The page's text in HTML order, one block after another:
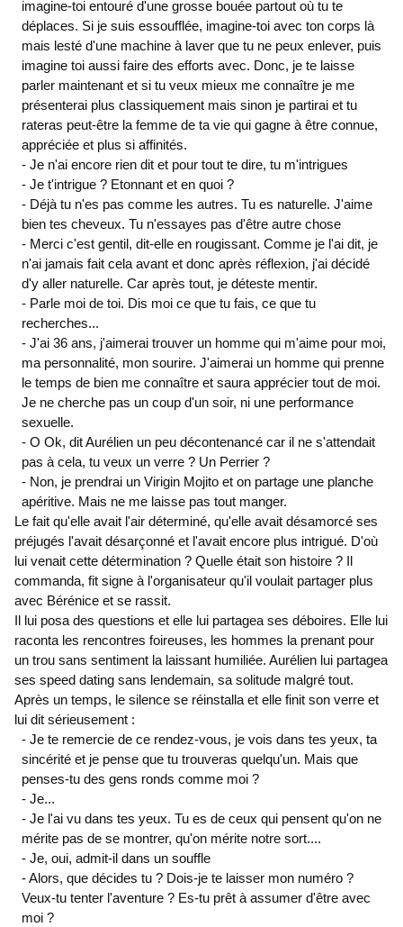
imagine-toi entouré d'une grosse bouée partout où tu te
déplaces. Si je suis essoufflée, imagine-toi avec ton corps là
mais lesté d'une machine à laver que tu ne peux enlever, puis
imagine toi aussi faire des efforts avec. Donc, je te laisse
parler maintenant et si tu veux mieux me connaître je me
présenterai plus classiquement mais sinon je partirai et tu
rateras peut-être la femme de ta vie qui gagne à être connue,
appréciée et plus si affinités.
- Je n'ai encore rien dit et pour tout te dire, tu m'intrigues
- Je t'intrigue ? Etonnant et en quoi ?
- Déjà tu n'es pas comme les autres. Tu es naturelle. J'aime
bien tes cheveux. Tu n'essayes pas d'être autre chose
- Merci c'est gentil, dit-elle en rougissant. Comme je l'ai dit, je
n'ai jamais fait cela avant et donc après réflexion, j'ai décidé
d'y aller naturelle. Car après tout, je déteste mentir.
- Parle moi de toi. Dis moi ce que tu fais, ce que tu
recherches...
- J'ai 36 ans, j'aimerai trouver un homme qui m'aime pour moi,
ma personnalité, mon sourire. J'aimerai un homme qui prenne
le temps de bien me connaître et saura apprécier tout de moi.
Je ne cherche pas un coup d'un soir, ni une performance
sexuelle.
- O Ok, dit Aurélien un peu décontenancé car il ne s'attendait
pas à cela, tu veux un verre ? Un Perrier ?
- Non, je prendrai un Virigin Mojito et on partage une planche
apéritive. Mais ne me laisse pas tout manger.
Le fait qu'elle avait l'air déterminé, qu'elle avait désamorcé ses
préjugés l'avait désarçonné et l'avait encore plus intrigué. D'où
lui venait cette détermination ? Quelle était son histoire ? Il
commanda, fit signe à l'organisateur qu'il voulait partager plus
avec Bérénice et se rassit.
Il lui posa des questions et elle lui partagea ses déboires. Elle lui
raconta les rencontres foireuses, les hommes la prenant pour
un trou sans sentiment la laissant humiliée. Aurélien lui partagea
ses speed dating sans lendemain, sa solitude malgré tout.
Après un temps, le silence se réinstalla et elle finit son verre et
lui dit sérieusement :
- Je te remercie de ce rendez-vous, je vois dans tes yeux, ta
sincérité et je pense que tu trouveras quelqu'un. Mais que
penses-tu des gens ronds comme moi ?
- Je...
- Je l'ai vu dans tes yeux. Tu es de ceux qui pensent qu'on ne
mérite pas de se montrer, qu'on mérite notre sort....
- Je, oui, admit-il dans un souffle
- Alors, que décides tu ? Dois-je te laisser mon numéro ?
Veux-tu tenter l'aventure ? Es-tu prêt à assumer d'être avec
moi ?